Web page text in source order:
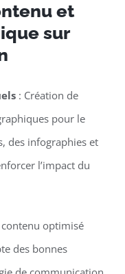
et
sur
: Création de
pour le
des infographies et
l’impact du
optimisé
des bonnes